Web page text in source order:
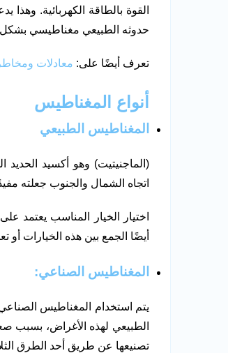
القوة بالطاقة الكهربائية.
حدوثه الطبيعي مغناطيسي بشكل
تعرف أيضًا على: معادلات
أنواع المغناطيس
المغناطيس الطبيعي
(الماجنيتيت) وهو أكسيد
اتجاه الشمال والجنوب جعلته
اختيار الخيار المناسب يعتمد
أيضًا الجمع بين هذه الخيارات أو
المغناطيس الصناعي:
يتم استخدام المغناطيس
الطبيعي لهذه الأغراض، بسبب
تصنيعها عن طريق أحد الطرق